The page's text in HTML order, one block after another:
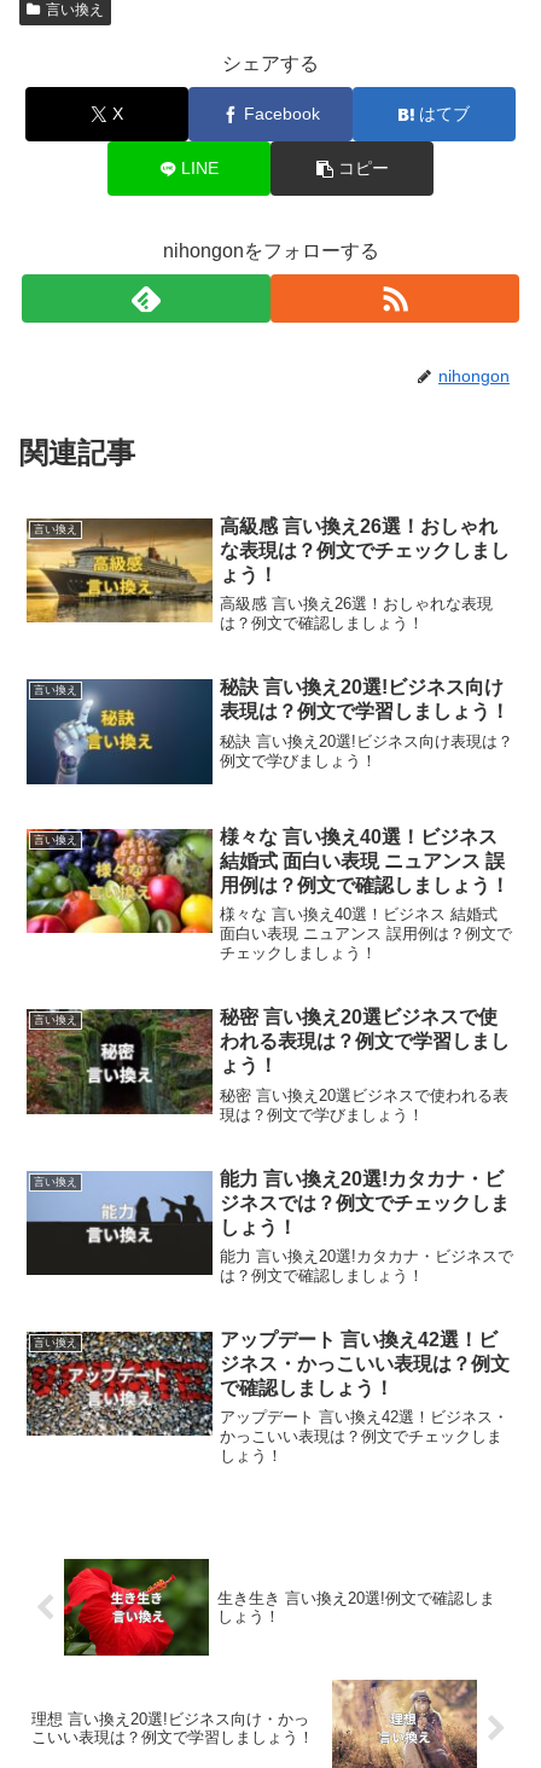
言い換え
シェアする
X Facebook はてブ
LINE コピー
nihongonをフォローする
nihongon
関連記事
言い換え
高級感 言い換え26選！おしゃれ
な表現は？例文でチェックしまし
ょう！
高級感 言い換え26選！おしゃれな表現
は？例文で確認しましょう！
言い換え
秘訣 言い換え20選!ビジネス向け
表現は？例文で学習しましょう！
秘訣 言い換え20選!ビジネス向け表現は？
例文で学びましょう！
言い換え
様々な 言い換え40選！ビジネス
結婚式 面白い表現 ニュアンス 誤
用例は？例文で確認しましょう！
様々な 言い換え40選！ビジネス 結婚式
面白い表現 ニュアンス 誤用例は？例文で
チェックしましょう！
言い換え
秘密 言い換え20選ビジネスで使
われる表現は？例文で学習しまし
ょう！
秘密 言い換え20選ビジネスで使われる表
現は？例文で学びましょう！
言い換え
能力 言い換え20選!カタカナ・ビ
ジネスでは？例文でチェックしま
しょう！
能力 言い換え20選!カタカナ・ビジネスで
は？例文で確認しましょう！
言い換え
アップデート 言い換え42選！ビ
ジネス・かっこいい表現は？例文
で確認しましょう！
アップデート 言い換え42選！ビジネス・
かっこいい表現は？例文でチェックしま
しょう！
生き生き 言い換え20選!例文で確認しま
しょう！
理想 言い換え20選!ビジネス向け・かっ
こいい表現は？例文で学習しましょう！